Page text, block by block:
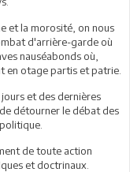
et la morosité, on nous
d'arrière-garde où
nauséabonds où,
en otage partis et patrie.
et des dernières
détourner le débat des
de toute action
et doctrinaux.